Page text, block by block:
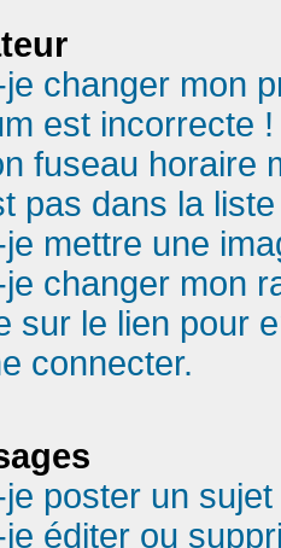
changer mon
est incorrecte !
fuseau horaire
pas dans la
mettre une
changer mon
sur le lien pour
connecter.
poster un
éditer ou